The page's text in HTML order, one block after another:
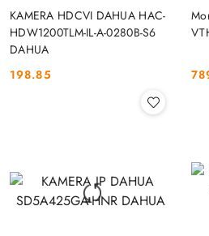
KAMERA HDCVI DAHUA HAC-
HDW1200TLM-IL-A-0280B-S6
DAHUA
Cena:
198.85